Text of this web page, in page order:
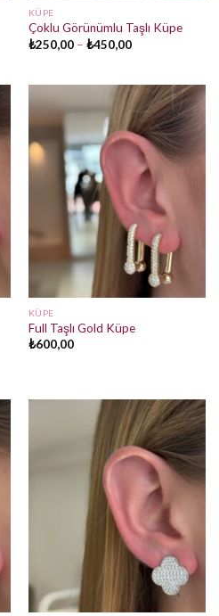
KÜPE
Çoklu Görünümlu Taşlı Küpe
₺250,00 – ₺450,00Fiyat
₺450,00
KÜPE
Full Taşlı Gold Küpe
₺600,00